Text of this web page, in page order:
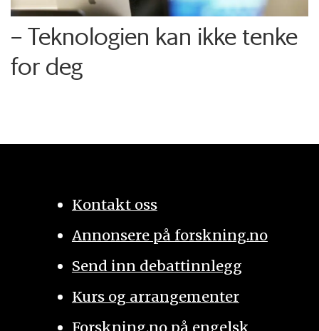
– Teknologien kan ikke tenke
for deg
Kontakt oss
Annonsere på forskning.no
Send inn debattinnlegg
Kurs og arrangementer
Forskning.no på engelsk